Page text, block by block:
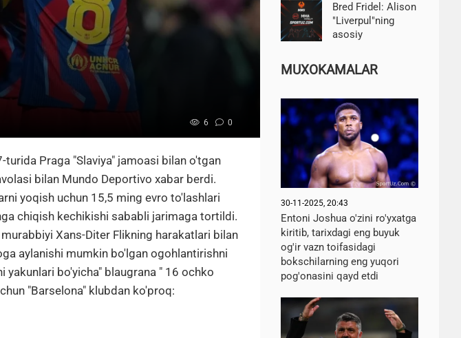
6 0
Praga "Slaviya" jamoasi bilan o'tgan
bilan Mundo Deportivo xabar berdi.
yoqish uchun 15,5 ming evro to'lashlari
chiqish kechikishi sababli jarimaga tortildi.
Xans-Diter Flikning harakatlari bilan
aylanishi mumkin bo'lgan ogohlantirishni
bo'yicha" blaugrana " 16 ochko
"Barselona" klubdan ko'proq:
Boxing bilan
muzokaralar
haqida gapirdi
Bred Fridel: Alison
"Liverpul"ning
asosiy
bo'lish huquqini
qo'lga kiritdi
MUXOKAMALAR
30-11-2025, 20:43
Entoni Joshua o'zini ro'yxatga
kiritib, tarixdagi eng buyuk
og'ir vazn toifasidagi
bokschilarning eng yuqori
pog'onasini qayd etdi